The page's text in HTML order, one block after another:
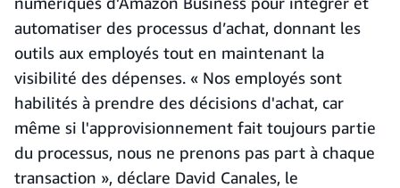
automatiser des processus d’achat, donnant les
outils aux employés tout en maintenant la
visibilité des dépenses. « Nos employés sont
habilités à prendre des décisions d'achat, car
même si l'approvisionnement fait toujours partie
du processus, nous ne prenons pas part à chaque
transaction », déclare David Canales, le